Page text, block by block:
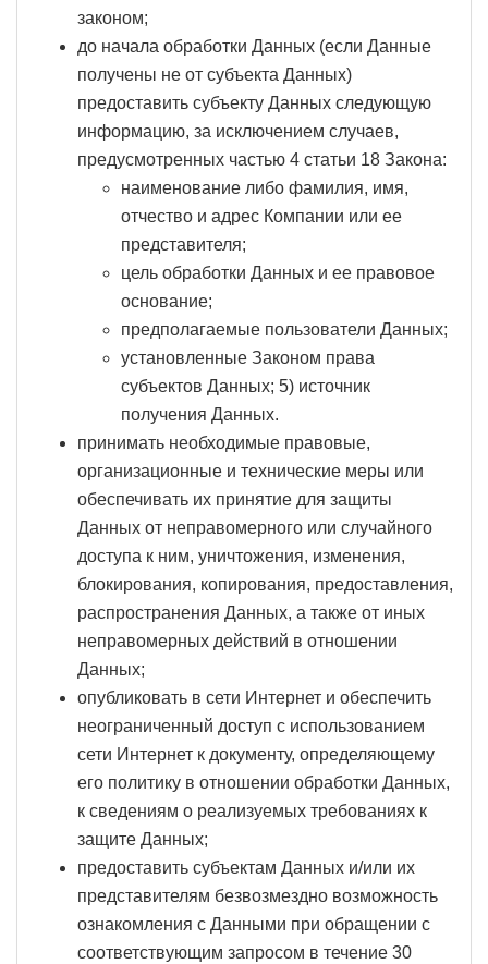
законом;
до начала обработки Данных (если Данные
получены не от субъекта Данных)
предоставить субъекту Данных следующую
информацию, за исключением случаев,
предусмотренных частью 4 статьи 18 Закона:
наименование либо фамилия, имя,
отчество и адрес Компании или ее
представителя;
цель обработки Данных и ее правовое
основание;
предполагаемые пользователи Данных;
установленные Законом права
субъектов Данных; 5) источник
получения Данных.
принимать необходимые правовые,
организационные и технические меры или
обеспечивать их принятие для защиты
Данных от неправомерного или случайного
доступа к ним, уничтожения, изменения,
блокирования, копирования, предоставления,
распространения Данных, а также от иных
неправомерных действий в отношении
Данных;
опубликовать в сети Интернет и обеспечить
неограниченный доступ с использованием
сети Интернет к документу, определяющему
его политику в отношении обработки Данных,
к сведениям о реализуемых требованиях к
защите Данных;
предоставить субъектам Данных и/или их
представителям безвозмездно возможность
ознакомления с Данными при обращении с
соответствующим запросом в течение 30